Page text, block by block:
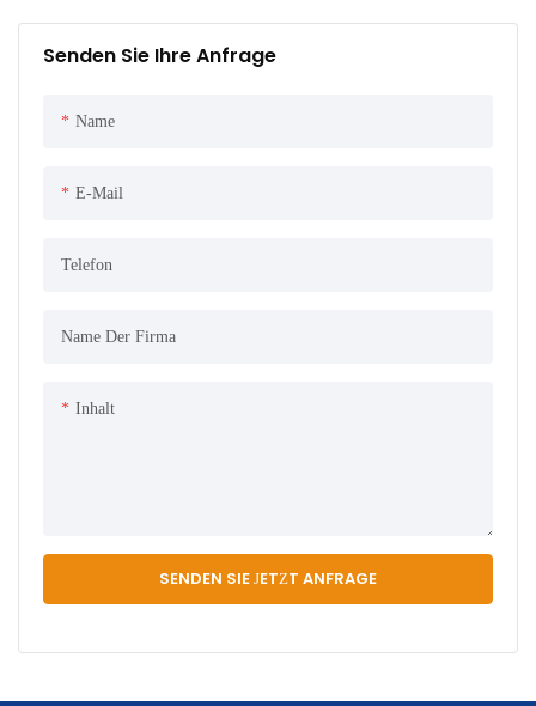
Senden Sie Ihre Anfrage
Name
E-Mail
Telefon
Name Der Firma
Inhalt
SENDEN SIE JETZT ANFRAGE